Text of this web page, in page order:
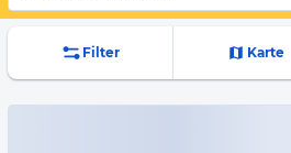
Filter Karte